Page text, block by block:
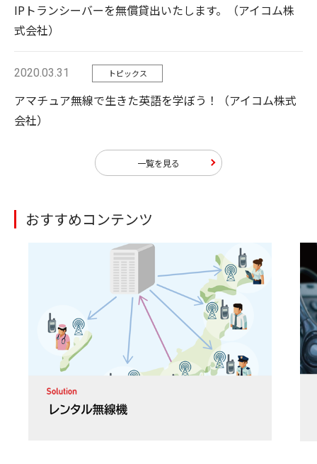
IPトランシーバーを無償貸出いたします。（アイコム株
式会社）
2020.03.31 トピックス
アマチュア無線で生きた英語を学ぼう！（アイコム株式
会社）
一覧を見る
おすすめコンテンツ